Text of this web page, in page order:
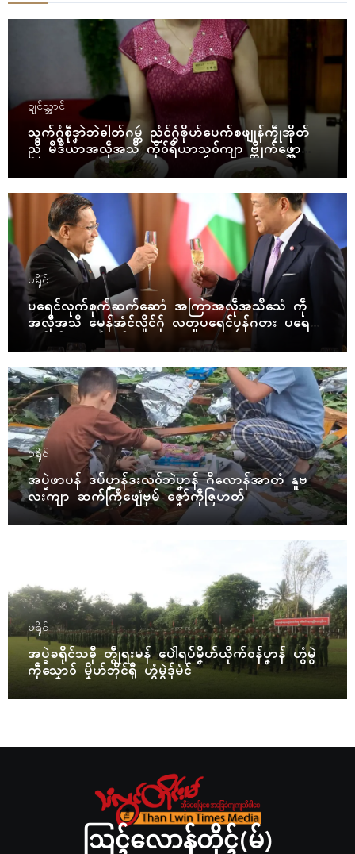
ဍုၚ်သ္အာၚ်
သွက်ဂွံစဵုဒၞာဲဘဲဓါတ်ဂမ္တဴ ညံၚ်ဂွံၜိုဟ်ပေက်စဖျုန်ကၠဵုအိုတ်
ညိ မဳဒဳယာအလဵုအသဳ ကိုဝ်ရဳယာသၟဝ်ကျာ ဗ္တိုက်ဖ္အော
ပရိုၚ်
ပရေၚ်လုက်စုက်ဆက်ဆောံ အကြာအလဵုအသဳသေံ ကဵု
အလဵုအသဳ မေန်အံၚ်လှိုၚ်ဂှ် လတူပရေၚ်ပၠန်ဂတး ပရေၚ်ဇီု
ကပိုက် နွံကၠုၚ်မာန်ဟာ
ပရိုၚ်
အပ္ဍဲဖာပန် ဒပ်ပၞာန်ဒးလဝ်ဘဲပၞာန် ဂိလောန်အာတံ နူဗ
လးကျာ ဆက်ကြဳဖျေံဗုမ် ဇၞော်ကဵုဇြဟတ်
ပရိုၚ်
အပ္ဍဲခရိုၚ်သဓီု တွဵုရးမန် ပေါဲရပ်မၞိဟ်ယိုက်ဝန်ပၞာန် ဟွံမွဲ
ကဵုသၞောဝ် မၞိဟ်ဘိုၚ်ရီု ဟွံမွဲဒှ်မံၚ်
ဩၚ်လောန်တိုၚ်(မ်)